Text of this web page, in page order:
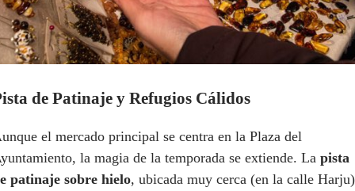
de Patinaje y Refugios Cálidos
el mercado principal se centra en la Plaza del
la magia de la temporada se extiende. La pista
patinaje sobre hielo, ubicada muy cerca (en la calle